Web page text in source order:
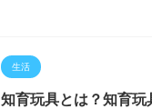
生活
知育玩具とは？知育